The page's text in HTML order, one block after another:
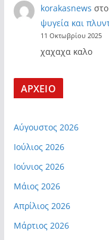
korakasnews στο
ψυγεία και
11 Οκτωβρίου 2025
χαχαχα καλο
ΑΡΧΕΙΟ
Αύγουστος 2026
Ιούλιος 2026
Ιούνιος 2026
Μάιος 2026
Απρίλιος 2026
Μάρτιος 2026